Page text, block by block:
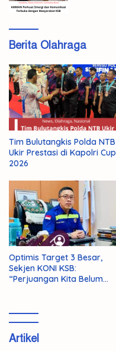
Berita Olahraga
Tim Bulutangkis Polda NTB
Ukir Prestasi di Kapolri Cup
2026
Optimis Target 3 Besar,
Sekjen KONI KSB:
“Perjuangan Kita Belum
Artikel